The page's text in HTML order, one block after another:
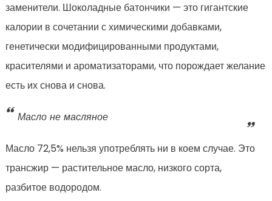
заменители. Шоколадные батончики — это гигантские
калории в сочетании с химическими добавками,
генетически модифицированными продуктами,
красителями и ароматизаторами, что порождает желание
есть их снова и снова.
Масло не масляное
Масло 72,5% нельзя употреблять ни в коем случае. Это
трансжир — растительное масло, низкого сорта,
разбитое водородом.